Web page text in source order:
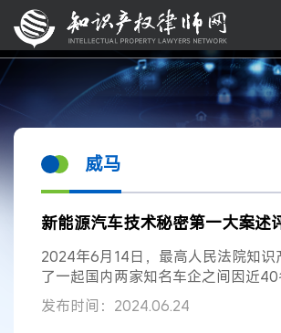
威马
新能源汽车技术秘密第一大案述
2024年6月14日，最高人民法院知识
了一起国内两家知名车企之间因近40
引发的新能源汽车底盘技术秘密侵权
判决。最高院知识产权法庭二审适用2
发布时间：2024.06.24